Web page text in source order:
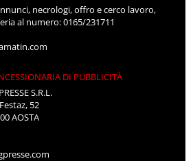
necrologi, offro e cerco lavoro,
al numero: 0165/231711
DI PUBBLICITÀ
S.R.L.
52
AOSTA